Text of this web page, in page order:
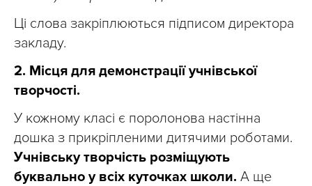
Ці слова закріплюються підписом директора
закладу.
2. Місця для демонстрації учнівської
творчості.
У кожному класі є поролонова настінна
дошка з прикріпленими дитячими роботами.
Учнівську творчість розміщують
буквально у всіх куточках школи. А ще